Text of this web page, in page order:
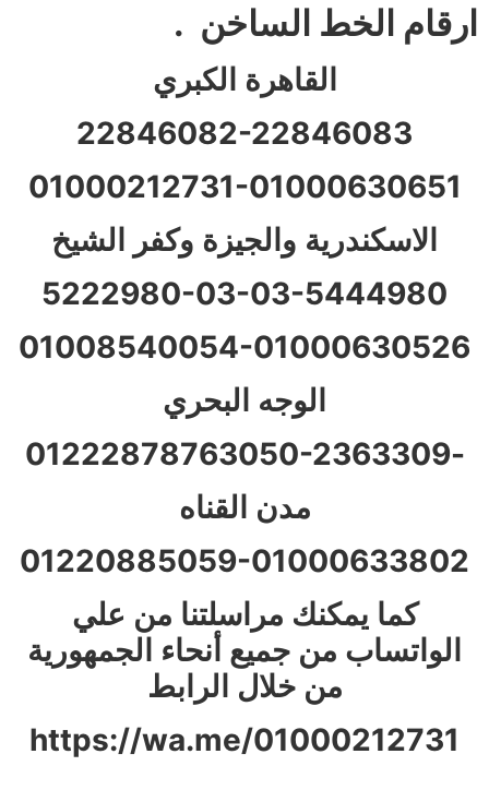
ارقام الخط الساخن .
القاهرة الكبري
22846082-22846083
01000212731-01000630651
الاسكندرية والجيزة وكفر الشيخ
5222980-03-03-5444980
01008540054-01000630526
الوجه البحري
-01222878763
050-2363309
مدن القناه
01220885059-01000633802
كما يمكنك مراسلتنا من علي
الواتساب من جميع أنحاء الجمهورية
من خلال الرابط
https://wa.me/01000212731